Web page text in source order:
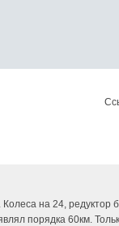
на 24,
порядка 60км.